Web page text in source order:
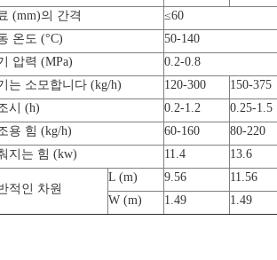
(mm)의 간격
≤60
온도 (°C)
50-140
압력 (MPa)
0.2-0.8
는 소모합니다 (kg/h)
120-300 150-375
시 (h)
0.2-1.2 0.25-1.5
용 힘 (kg/h)
60-160 80-220
지는 힘 (kw)
11.4 13.6
적인 차원
L (m) 9.56 11.56
W (m)
1.49 1.49